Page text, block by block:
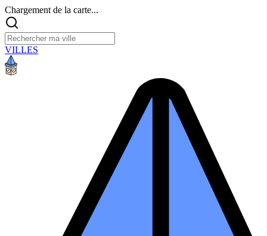
Chargement de la carte...
VILLES